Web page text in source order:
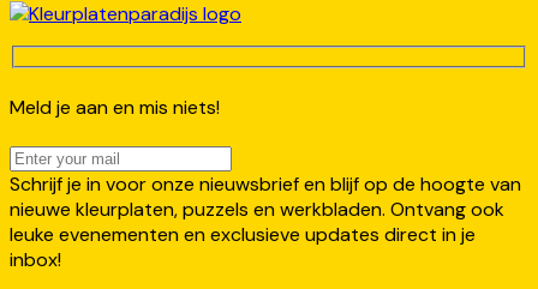
Meld je aan en mis niets!
Schrijf je in voor onze nieuwsbrief en blijf op de hoogte van
nieuwe kleurplaten, puzzels en werkbladen. Ontvang ook
leuke evenementen en exclusieve updates direct in je
inbox!